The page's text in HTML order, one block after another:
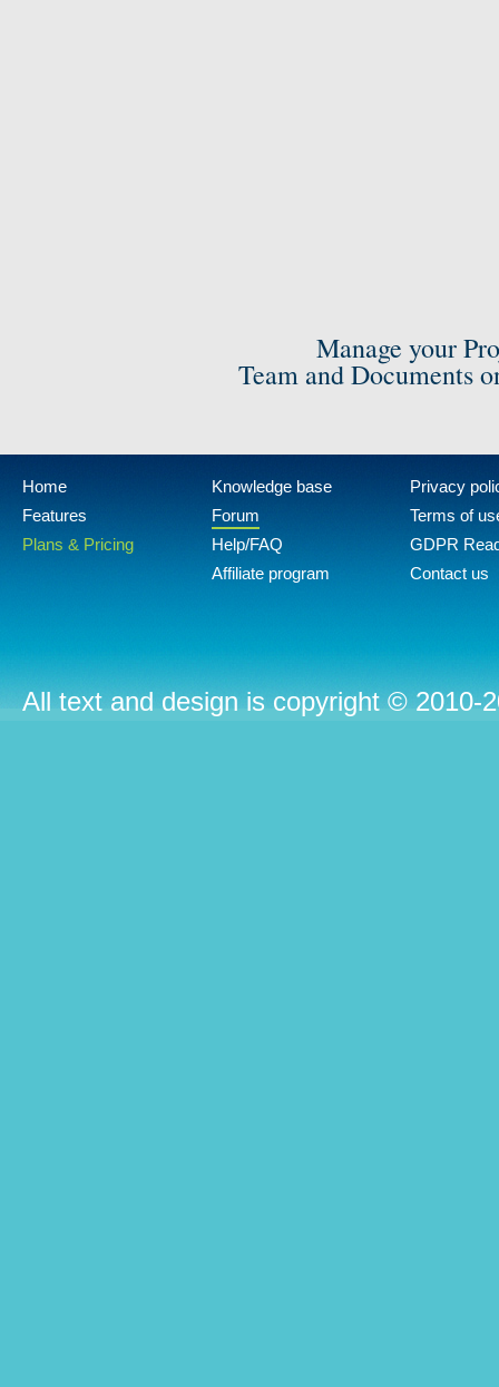
Manage your
Team and Documents
Home
Features
Plans & Pricing
Knowledge base
Forum
Help/FAQ
Affiliate program
Privacy
Terms of
GDPR
Contact us
All text and design is copyright © 2010-